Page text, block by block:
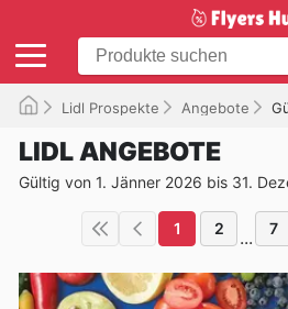
Lidl Prospekte Angebote
LIDL ANGEBOTE
Gültig von 1. Jänner 2026 bis 31.
1 2 ... 7